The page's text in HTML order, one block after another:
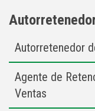
Autorretenedor
Agente de
Ventas